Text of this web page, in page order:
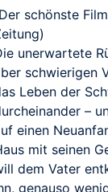
schönste
unerwartete
schwierigen
Leben der
–
einen
mit seinen
dem Vater
genauso